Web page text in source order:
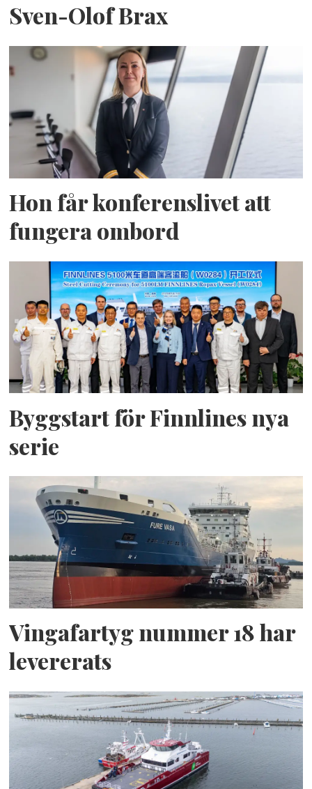
Sven-Olof Brax
Hon får konferenslivet att
fungera ombord
Byggstart för Finnlines nya
serie
Vingafartyg nummer 18 har
levererats